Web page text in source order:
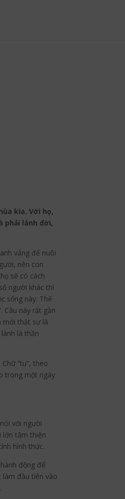
kia. Với họ,
phải lánh đời,
vắng để nuôi
nên con
sẽ có cách
người khác thì
sống này. Thế
Câu này rất gần
mới thật sự là
là thần
“tu”, theo
trong một ngày
với người
lớn tâm thiện
hình thức.
động để
làm đầu tiên vào